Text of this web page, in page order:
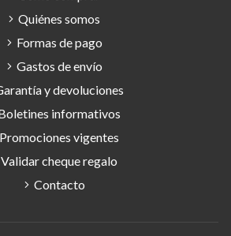
Quiénes somos
Formas de pago
Gastos de envío
y devoluciones
informativos
Promociones vigentes
Validar cheque regalo
Contacto